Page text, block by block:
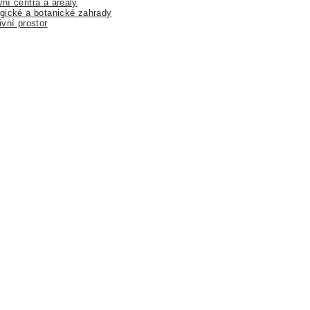
centra a areály
a botanické zahrady
prostor